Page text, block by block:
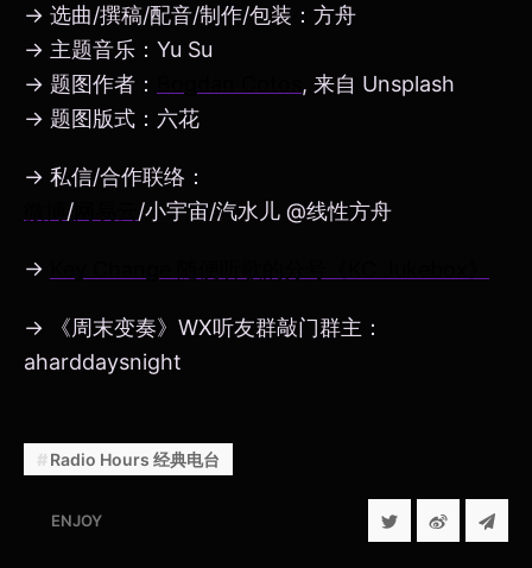
→ 选曲/撰稿/配音/制作/包装：方舟
→ 主题音乐：Yu Su
→ 题图作者：
, 来自 Unsplash
→ 题图版式：六花
→ 私信/合作联络：
/ /小宇宙/汽水儿 @线性方舟
→
→ 《周末变奏》WX听友群敲门群主：
aharddaysnight
Radio Hours 经典电台
ENJOY